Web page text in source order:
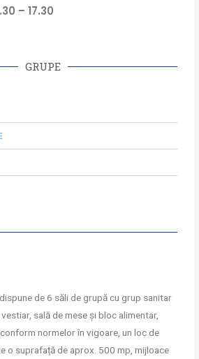
– 17.30
GRUPE
de 6 săli de grupă cu grup sanitar
sală de mese și bloc alimentar,
normelor în vigoare, un loc de
o suprafață de aprox. 500 mp, mijloace